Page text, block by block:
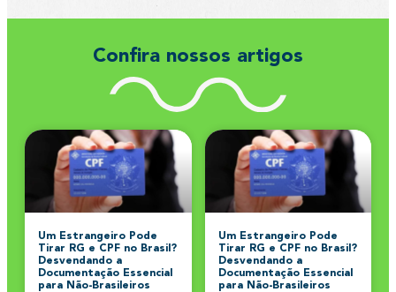
Confira nossos artigos
Um Estrangeiro Pode
Tirar RG e CPF no Brasil?
Desvendando a
Documentação Essencial
para Não-Brasileiros
Um Estrangeiro Pode
Tirar RG e CPF no Brasil?
Desvendando a
Documentação Essencial
para Não-Brasileiros